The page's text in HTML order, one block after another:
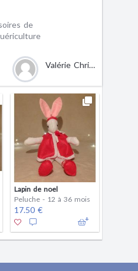
de
Valérie Christophe
Lapin de noel
Peluche - 12 à 36 mois
17.50 €